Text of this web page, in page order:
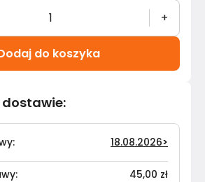
+
do koszyka
:
18.08.2026>
45,00 zł